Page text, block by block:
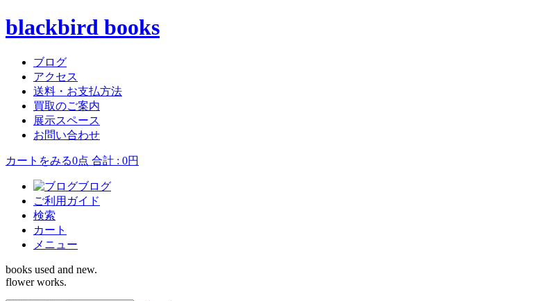
blackbird books
ブログ
アクセス
送料・お支払方法
買取のご案内
展示スペース
お問い合わせ
カートをみる0点 合計 : 0円
ブログ
ご利用ガイド
検索
カート
メニュー
books used and new.
flower works.